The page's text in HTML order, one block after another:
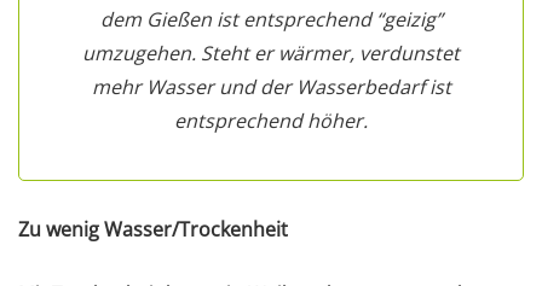
dem Gießen ist entsprechend “geizig”
umzugehen. Steht er wärmer, verdunstet
mehr Wasser und der Wasserbedarf ist
entsprechend höher.
Zu wenig Wasser/Trockenheit